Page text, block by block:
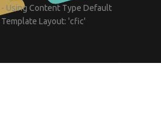
- Using Content Type Default
Template Layout: 'cfic'